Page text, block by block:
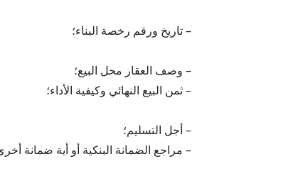
– تاريخ ورقم رخصة البناء؛
– وصف العقار محل البيع؛
– ثمن البيع النهائي وكيفية الأداء؛
– أجل التسليم؛
– مراجع الضمانة البنكية أو أية ضمانة